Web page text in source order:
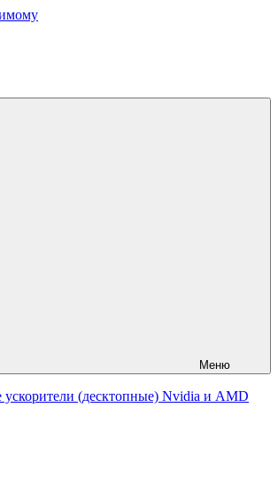
Меню
ускорители (десктопные) Nvidia и AMD